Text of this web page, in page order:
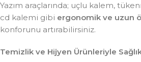
Yazım araçlarında; uçlu kalem,
cd kalemi gibi ergonomik ve uzun
konforunu artırabilirsiniz.
Temizlik ve Hijyen Ürünleriyle